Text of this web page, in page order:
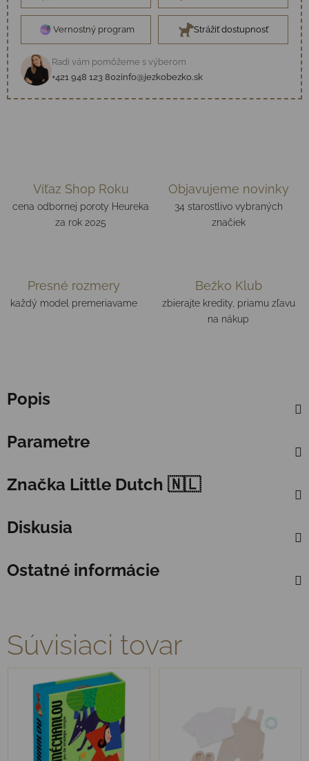
Vernostný program Strážiť dostupnosť
Radi vám pomôžeme s výberom
+421 948 123 802info@jezkobezko.sk
Víťaz Shop Roku
cena odbornej poroty Heureka
za rok 2025
Objavujeme novinky
34 starostlivo vybraných
značiek
Presné rozmery
každý model premeriavame
Bežko Klub
zbierajte kredity, priamu zľavu
na nákup
Popis
Parametre
Značka Little Dutch 🇳🇱
Diskusia
Ostatné informácie
Súvisiaci tovar